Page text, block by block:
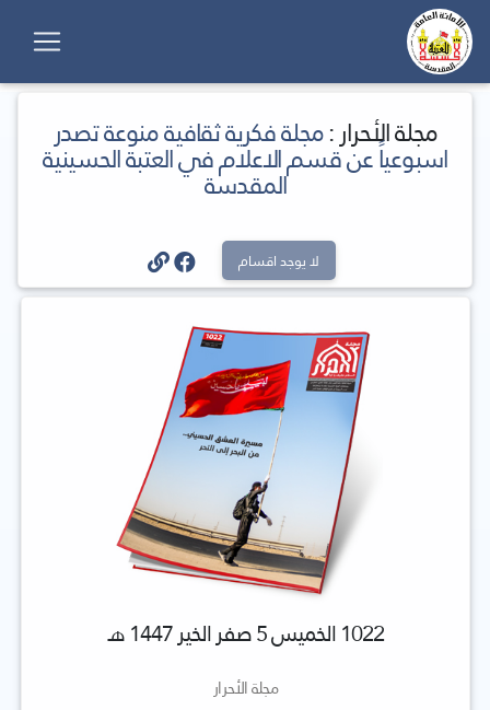
مجلة الأحرار :مجلة فكرية ثقافية منوعة تصدر
اسبوعياً عن قسم الاعلام في العتبة الحسينية
المقدسة
لا يوجد اقسام
1022 الخميس 5 صفر الخير 1447 هـ
مجلة الأحرار